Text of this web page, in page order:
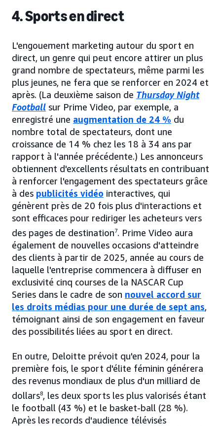
4. Sports en direct
L'engouement marketing autour du sport en
direct, un genre qui peut encore attirer un plus
grand nombre de spectateurs, même parmi les
plus jeunes, ne fera que se renforcer en 2024 et
après. (La deuxième saison de Thursday Night
Football sur Prime Video, par exemple, a
enregistré une augmentation de 24 % du
nombre total de spectateurs, dont une
croissance de 14 % chez les 18 à 34 ans par
rapport à l'année précédente.) Les annonceurs
obtiennent d'excellents résultats en contribuant
à renforcer l'engagement des spectateurs grâce
à des publicités vidéo interactives, qui
génèrent près de 20 fois plus d'interactions et
sont efficaces pour rediriger les acheteurs vers
des pages de destination7. Prime Video aura
également de nouvelles occasions d'atteindre
des clients à partir de 2025, année au cours de
laquelle l'entreprise commencera à diffuser en
exclusivité cinq courses de la NASCAR Cup
Series dans le cadre de son nouvel accord sur
les droits médias pour une durée de sept ans,
témoignant ainsi de son engagement en faveur
des possibilités liées au sport en direct.
En outre, Deloitte prévoit qu'en 2024, pour la
première fois, le sport d'élite féminin générera
des revenus mondiaux de plus d'un milliard de
dollars8, les deux sports les plus valorisés étant
le football (43 %) et le basket-ball (28 %).
Après les records d'audience télévisés